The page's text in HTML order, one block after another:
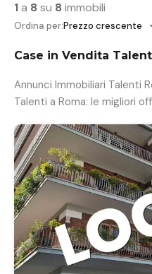
1a 8 su 8 immobili
Ordina per:Prezzo crescente
Case in Vendita
Annunci Immobiliari Talenti
Talenti a Roma: le migliori